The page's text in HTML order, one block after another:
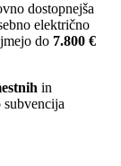
dostopnejša
električno
do 7.800 €
in